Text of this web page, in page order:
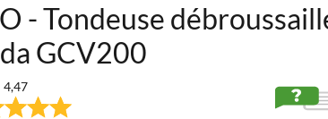
- Tondeuse
GCV200
4,47